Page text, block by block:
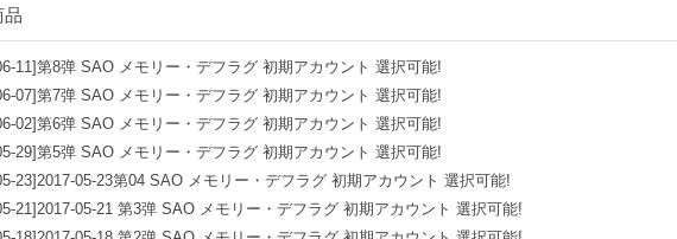
11]第8弹 SAO メモリー・デフラグ 初期アカウント 選択可能!
07]第7弹 SAO メモリー・デフラグ 初期アカウント 選択可能!
02]第6弹 SAO メモリー・デフラグ 初期アカウント 選択可能!
29]第5弹 SAO メモリー・デフラグ 初期アカウント 選択可能!
23]2017-05-23第04 SAO メモリー・デフラグ 初期アカウント 選択可能!
21]2017-05-21 第3弹 SAO メモリー・デフラグ 初期アカウント 選択可能!